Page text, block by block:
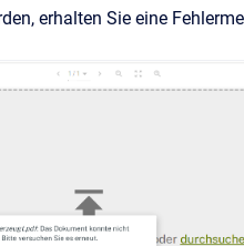
erhalten Sie eine